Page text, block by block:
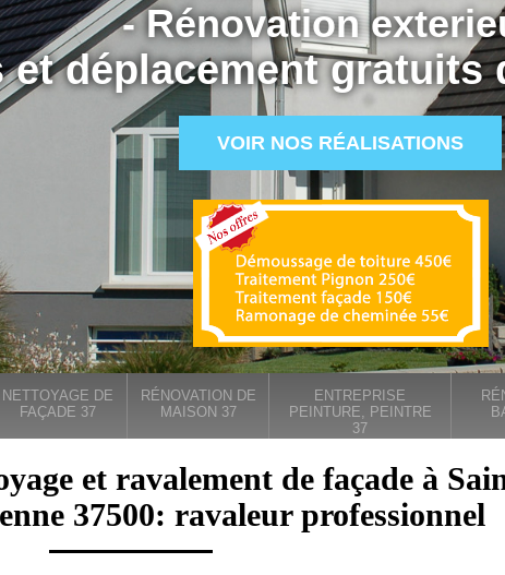
- Rénovation
et déplacement gratuits
VOIR NOS RÉALISATIONS
NETTOYAGE DE
FAÇADE 37
RÉNOVATION DE
MAISON 37
ENTREPRISE
PEINTURE, PEINTRE
37
et ravalement de façade à
37500: ravaleur professionnel